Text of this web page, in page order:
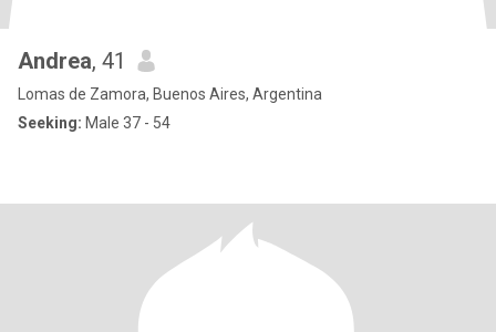
Andrea, 41
Lomas de Zamora, Buenos Aires, Argentina
Seeking: Male 37 - 54